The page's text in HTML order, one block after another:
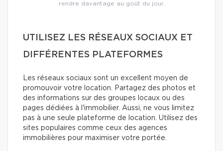
rendre davantage au goût du jour.
UTILISEZ LES RÉSEAUX SOCIAUX ET
DIFFÉRENTES PLATEFORMES
Les réseaux sociaux sont un excellent moyen de
promouvoir votre location. Partagez des photos et
des informations sur des groupes locaux ou des
pages dédiées à l'immobilier. Aussi, ne vous limitez
pas à une seule plateforme de location. Utilisez des
sites populaires comme ceux des agences
immobilières pour maximiser votre portée.